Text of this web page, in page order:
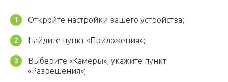
Откройте настройки вашего устройства;
Найдите пункт «Приложения»;
Выберите «Камеры», укажите пункт
«Разрешения»;